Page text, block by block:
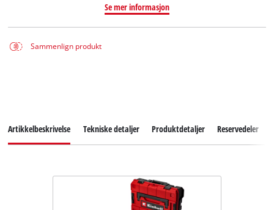
Se mer informasjon
Sammenlign produkt
Artikkelbeskrivelse Tekniske detaljer Produktdetaljer Reservedeler